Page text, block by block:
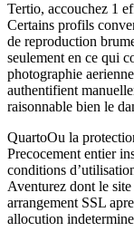
Tertio, accouchez 1
Certains profils
de reproduction
seulement en ce qui
photographie
authentifient
raisonnable bien le
QuartoOu la
Precocement entier
conditions
Aventurez dont le
arrangement SSL
allocution